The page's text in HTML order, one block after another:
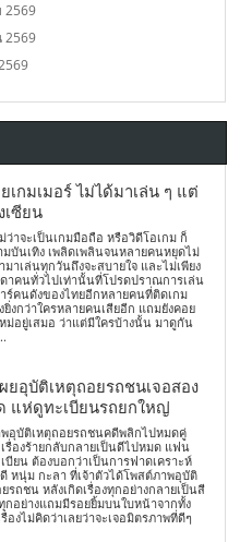
2569
2569
เกมเมอร์ ไม่ได้มาเล่น ๆ แต่
เซียน
ว่าจะเป็นเกมมือถือ หรือวิดีโอเกม ก็
มบันเทิง เพลิดเพลินจนหลายคนหยุดไม่
าเล่นทุกวันถึงจะสบายใจ และไม่เพียง
ดาคนทั่วไปเท่านั้นที่โปรดปราณการเล่น
ร์คนดังของไทยอีกหลายคนที่ติดเกม
ยิ่งกว่าใครหลายคนเสียอีก แถมยังคอย
ม่อยู่เสมอ ว่าแต่มีใครบ้างนั้น มาดูกัน
ผยอุบัติเหตุถอยรถชนเจอสอง
แห่ดูทะเบียนรถยกใหญ่
พอุบัติเหตุถอยรถชนคดีพลิกไปหมดคู่
องร้ายกลับกลายเป็นดีไปหมด แฟน
ยน ต้องบอกว่าเป็นการฟาดเคราะห์
หนุ่ม กะลา ที่เจ้าตัวได้โพสต์ภาพอุบัติ
รถชน หลังเกิดเรื่องทุกอย่างกลายเป็นสี
อย่างแถมมีรอยยิ้มบนใบหน้าจากทั้ง
องไม่คิดว่าเลยว่าจะเจอมิตรภาพที่ดีๆ